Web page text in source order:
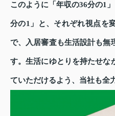
このように「年収の36分の1
分の1」と、それぞれ視点を
で、入居審査も生活設計も無
す。生活にゆとりを持たせな
ていただけるよう、当社も全